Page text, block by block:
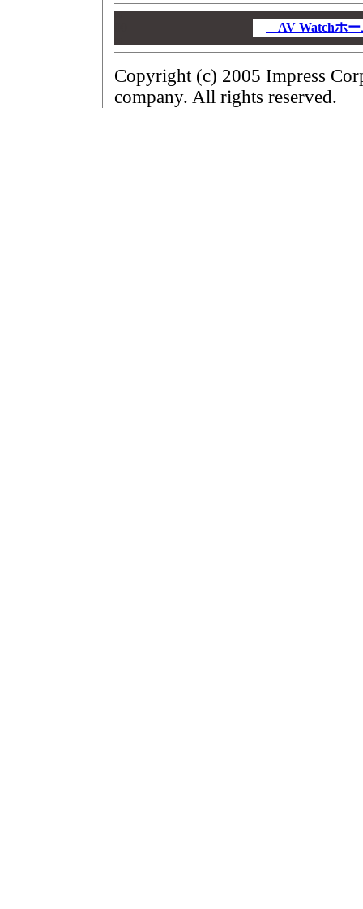
AV Watchホ
Copyright (c) 2005 Impress
company. All rights reserved.